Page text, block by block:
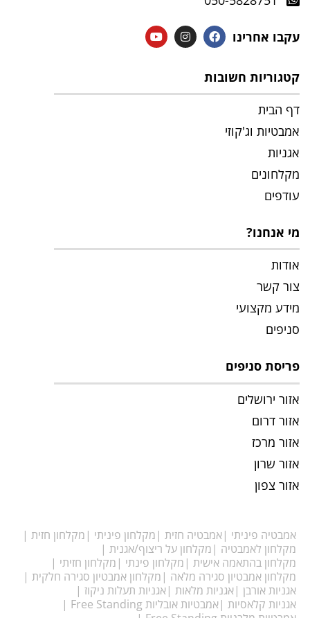
עקבו אחרינו
קטגוריות חשובות
דף הבית
אמבטיות וג'קוזי
אגניות
מקלחונים
עודפים
מי אנחנו?
אודות
צור קשר
מידע מקצועי
סניפים
פריסת סניפים
אזור ירושלים
אזור דרום
אזור מרכז
אזור שרון
אזור צפון
אמבטיה פיניתי אמבטיה חזית מקלחון פיניתי
מקלחון חזית
מקלחון לאמבטיה
מקלחון על ריצוף/אגנית
מקלחון בהתאמה אישית
מקלחון פינתי
מקלחון חזיתי
מקלחון אמבטיון סגירה מלאה
מקלחון אמבטיון סגירה חלקית
אגניות אורבן
אגניות מלאות אגניות תעלות ניקוז
אגניות קלאסיות אמבטיות אובליות Free Standing